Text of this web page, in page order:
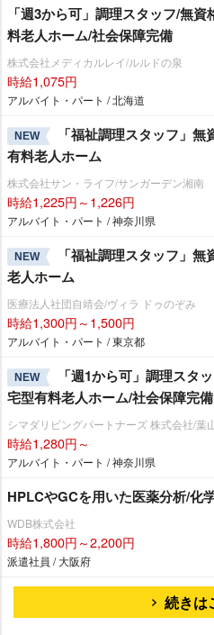
「週3から可」調理スタッフ/無
料老人ホーム/社会保障完備
株式会社メディカルレイ/ルルドの泉
時給1,075円
アルバイト・パート / 北海道
NEW
「福祉調理スタッフ」
有料老人ホーム
株式会社サン・ライフ/サンガーデン湘南
時給1,225円～1,226円
アルバイト・パート / 神奈川県
NEW
「福祉調理スタッフ」
老人ホーム
医療法人社団自靖会/ヴィラ ドゥのぞみ
時給1,300円～1,500円
アルバイト・パート / 東京都
NEW
「週1から可」調理スタ
宅型有料老人ホーム/社会保障完備
シマダリビングパートナーズ 株式会社/葉
時給1,280円～
アルバイト・パート / 神奈川県
HPLCやGCを用いた医薬分析/化
WDB株式会社
時給1,800円～2,200円
派遣社員 / 大阪府
続きは